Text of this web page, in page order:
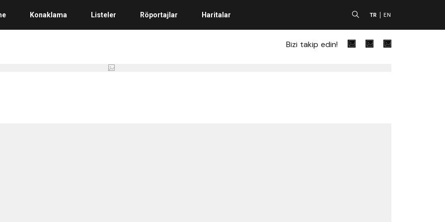
Konaklama Listeler Röportajlar Haritalar A TR EN
Bizi takip edin!